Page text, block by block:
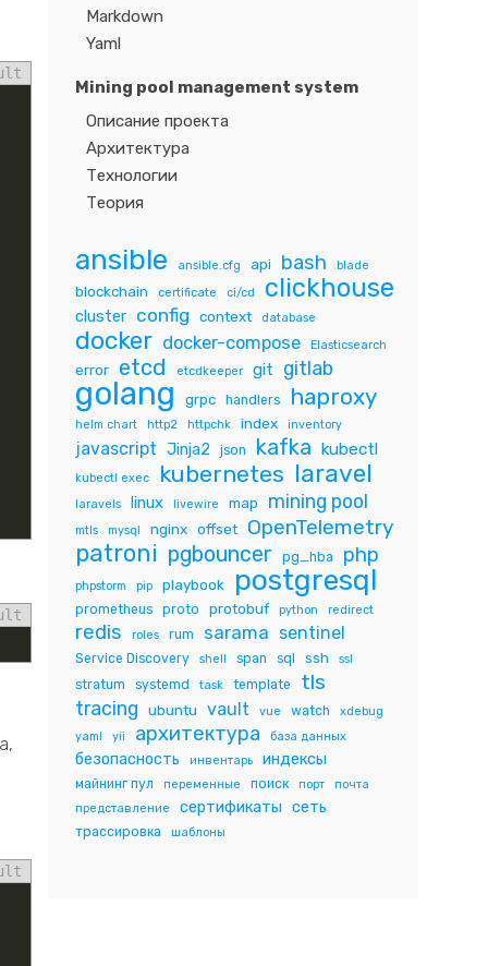
Markdown
Yaml
Mining pool management system
Описание проекта
Архитектура
Технологии
Теория
ansible ansible.cfg api bash blade
blockchain certificate ci/cd clickhouse
cluster config context database
docker docker-compose Elasticsearch
error etcd etcdkeeper git gitlab
golang grpc handlers haproxy
helm chart http2 httpchk index inventory
javascript Jinja2 json kafka kubectl
kubectl exec kubernetes laravel
laravels linux livewire map mining pool
mtls mysql nginx offset OpenTelemetry
patroni pgbouncer pg_hba php
phpstorm pip playbook postgresql
prometheus proto protobuf python redirect
redis roles rum sarama sentinel
Service Discovery shell span sql ssh ssl
stratum systemd task template tls
tracing ubuntu vault vue watch
xdebug
yaml
yii архитектура база данных
безопасность инвентарь индексы
майнинг пул переменные поиск порт
почта
представление
сертификаты сеть
трассировка шаблоны